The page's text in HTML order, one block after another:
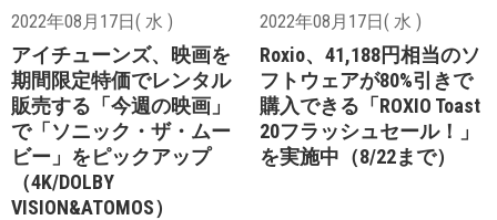
2022年08月17日( 水 )
アイチューンズ、映画を
期間限定特価でレンタル
販売する「今週の映画」
で「ソニック・ザ・ムー
ビー」をピックアップ
（4K/DOLBY
VISION&ATOMOS）
2022年08月17日( 水 )
Roxio、41,188円相当のソ
フトウェアが80%引きで
購入できる「ROXIO Toast
20フラッシュセール！」
を実施中（8/22まで）